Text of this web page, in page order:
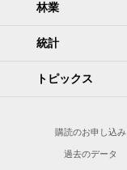
林業
統計
トピックス
購読のお申し込み
過去のデータ